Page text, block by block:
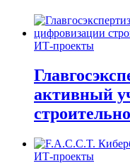
ИТ-проекты
активный
ИТ-проекты